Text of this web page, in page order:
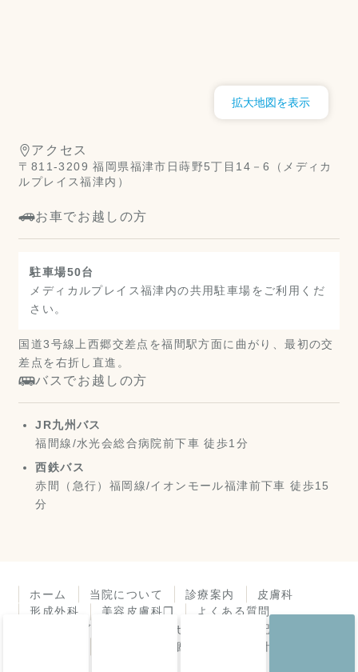
拡大地図を表示
アクセス
〒811-3209 福岡県福津市日蒔野5丁目14－6（メディカ
ルプレイス福津内）
お車でお越しの方
駐車場50台
メディカルプレイス福津内の共用駐車場をご利用くだ
さい。
国道3号線上西郷交差点を福間駅方面に曲がり、最初の交
差点を右折し直進。
バスでお越しの方
JR九州バス
福間線/水光会総合病院前下車 徒歩1分
西鉄バス
赤間（急行）福岡線/イオンモール福津前下車 徒歩15
分
ホーム 当院について 診療案内
皮膚科
形成外科
美容皮膚科❐
よくある質問
アクセスガイド
お知らせ
診療所日記
個人情報保護方針